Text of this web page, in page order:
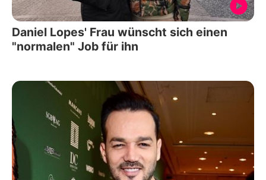
Daniel Lopes' Frau wünscht sich einen
"normalen" Job für ihn